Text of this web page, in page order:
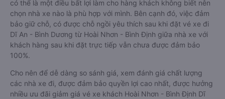
có thể là một điều bất lợi làm cho hàng khách không biết nên
chọn nhà xe nào là phù hợp với mình. Bên cạnh đó, việc đảm
bảo giữ chỗ, có được chỗ ngồi yêu thích sau khi đặt vé xe đi
Dĩ An - Bình Dương từ Hoài Nhơn - Bình Định giữa nhà xe với
khách hàng sau khi đặt trực tiếp vẫn chưa được đảm bảo
100%.
Cho nên để dễ dàng so sánh giá, xem đánh giá chất lượng
các nhà xe đi, được đảm bảo quyền lợi cao nhất, được hưởng
nhiều ưu đãi giảm giá vé xe khách Hoài Nhơn - Bình Định Dĩ